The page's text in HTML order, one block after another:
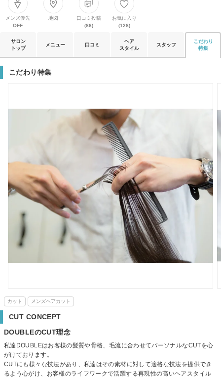
メンズ優先
OFF
地図
口コミ投稿
(86)
お気に入り
(128)
サロン
トップ
メニュー 口コミ
ヘア
スタイル
スタッフ
こだわり
特集
こだわり特集
カット メンズヘアカット
CUT CONCEPT
DOUBLEのCUT理念
私達DOUBLEはお客様の髪質や骨格、毛流に合わせてパーソナルなCUTを心
がけております。
CUTにも様々な技法があり、私達はその素材に対して適格な技法を提供でき
るよう心がけ、お客様のライフワークで活躍する再現性の高いヘアスタイル